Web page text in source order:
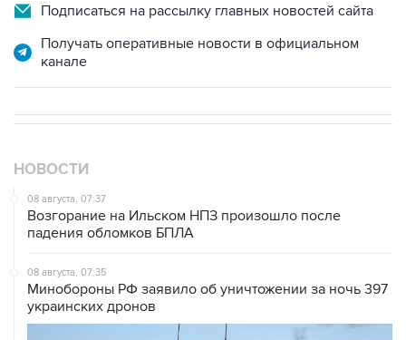
Подписаться на рассылку главных новостей сайта
Получать оперативные новости в официальном
канале
НОВОСТИ
08 августа, 07:37
Возгорание на Ильском НПЗ произошло после
падения обломков БПЛА
08 августа, 07:35
Минобороны РФ заявило об уничтожении за ночь 397
украинских дронов